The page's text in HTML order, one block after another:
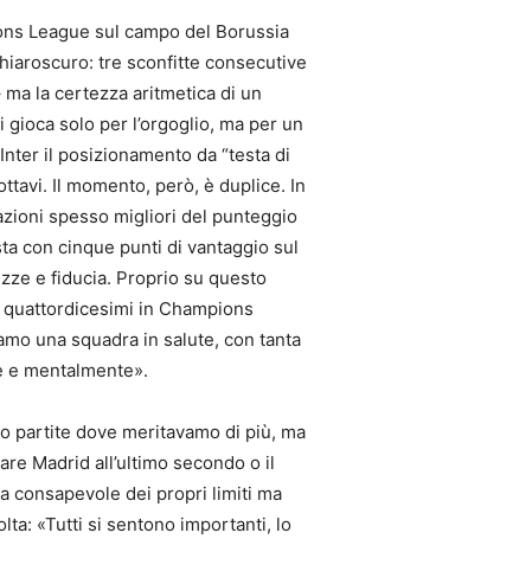
League sul campo del Borussia
tre sconfitte consecutive
la certezza aritmetica di un
solo per l’orgoglio, ma per un
il posizionamento da “testa di
Il momento, però, è duplice. In
spesso migliori del punteggio
con cinque punti di vantaggio sul
e fiducia. Proprio su questo
in Champions
una squadra in salute, con tanta
mentalmente».
partite dove meritavamo di più, ma
Madrid all’ultimo secondo o il
consapevole dei propri limiti ma
«Tutti si sentono importanti, lo